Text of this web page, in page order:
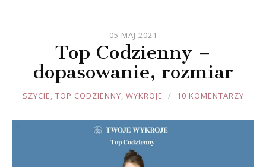
05 MAJ 2021
Top Codzienny –
dopasowanie, rozmiar
JOULE
SZYCIE, TOP CODZIENNY, WYKROJE 10 KOMENTARZY